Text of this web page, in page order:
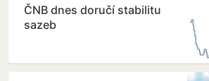
ČNB dnes doručí stabilitu
sazeb